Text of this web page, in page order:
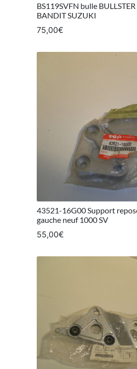
BS119SVFN bulle
BANDIT SUZUKI
75,00€
43521-16G00 Support
gauche neuf 1000 SV
55,00€